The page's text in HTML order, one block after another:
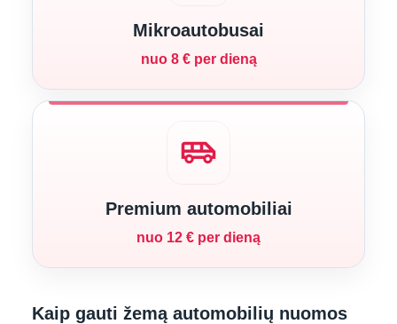
Mikroautobusai
nuo 8 € per dieną
airport_shuttle
Premium automobiliai
nuo 12 € per dieną
Kaip gauti žemą automobilių nuomos